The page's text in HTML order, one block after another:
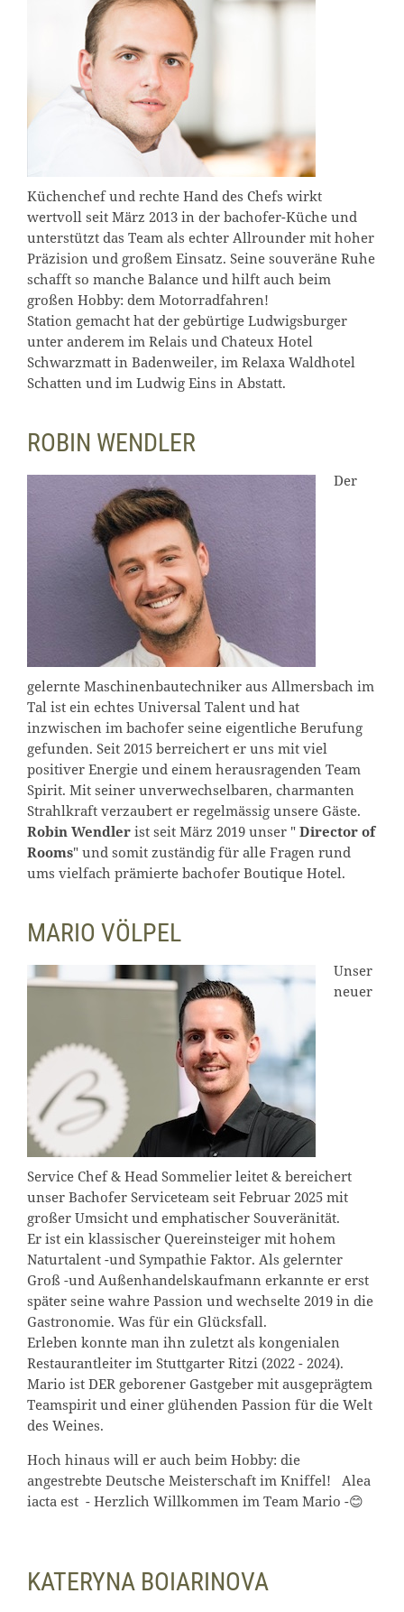
Küchenchef und rechte Hand des Chefs wirkt
wertvoll seit März 2013 in der bachofer-Küche und
unterstützt das Team als echter Allrounder mit hoher
Präzision und großem Einsatz. Seine souveräne Ruhe
schafft so manche Balance und hilft auch beim
großen Hobby: dem Motorradfahren!
Station gemacht hat der gebürtige Ludwigsburger
unter anderem im Relais und Chateux Hotel
Schwarzmatt in Badenweiler, im Relaxa Waldhotel
Schatten und im Ludwig Eins in Abstatt.
ROBIN WENDLER
Der
gelernte Maschinenbautechniker aus Allmersbach im
Tal ist ein echtes Universal Talent und hat
inzwischen im bachofer seine eigentliche Berufung
gefunden. Seit 2015 berreichert er uns mit viel
positiver Energie und einem herausragenden Team
Spirit. Mit seiner unverwechselbaren, charmanten
Strahlkraft verzaubert er regelmässig unsere Gäste.
Robin Wendler ist seit März 2019 unser " Director of
Rooms" und somit zuständig für alle Fragen rund
ums vielfach prämierte bachofer Boutique Hotel.
MARIO VÖLPEL
Unser
neuer
Service Chef & Head Sommelier leitet & bereichert
unser Bachofer Serviceteam seit Februar 2025 mit
großer Umsicht und emphatischer Souveränität.
Er ist ein klassischer Quereinsteiger mit hohem
Naturtalent -und Sympathie Faktor. Als gelernter
Groß -und Außenhandelskaufmann erkannte er erst
später seine wahre Passion und wechselte 2019 in die
Gastronomie. Was für ein Glücksfall.
Erleben konnte man ihn zuletzt als kongenialen
Restaurantleiter im Stuttgarter Ritzi (2022 - 2024).
Mario ist DER geborener Gastgeber mit ausgeprägtem
Teamspirit und einer glühenden Passion für die Welt
des Weines.
Hoch hinaus will er auch beim Hobby: die
angestrebte Deutsche Meisterschaft im Kniffel! Alea
iacta est - Herzlich Willkommen im Team Mario -😊
KATERYNA BOIARINOVA